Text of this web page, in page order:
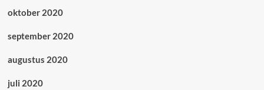
oktober 2020
september 2020
augustus 2020
juli 2020